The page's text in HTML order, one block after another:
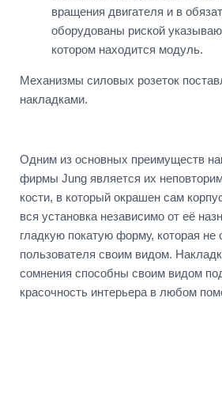
вращения двигателя и в
оборудованы риской
котором находится модуль.
Механизмы силовых розеток
накладками.
Одним из основных преимуществ
фирмы Jung является их
кости, в который окрашен сам
вся установка независимо от её
гладкую покатую форму, которая не
пользователя своим видом.
сомнения способны своим видом
красочность интерьера в любом